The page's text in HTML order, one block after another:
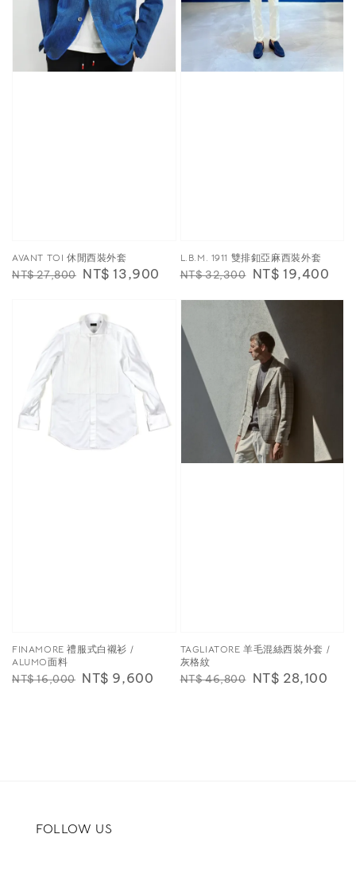
AVANT TOI 休閒西裝外套
Regular
NT$ 27,800 Sale
NT$ 13,900
L.B.M. 1911 雙排釦亞麻西裝外套
Regular
NT$ 32,300 Sale
NT$ 19,400
FINAMORE 禮服式白襯衫 /
ALUMO面料
Regular
NT$ 16,000 Sale
NT$ 9,600
TAGLIATORE 羊毛混絲西裝外套 /
灰格紋
Regular
NT$ 46,800 Sale
NT$ 28,100
FOLLOW US